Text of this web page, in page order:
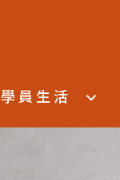
學員生活